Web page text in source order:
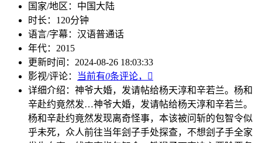
国家/地区： 中国大陆
时长： 120分钟
语言/字幕： 汉语普通话
年代： 2015
更新时间： 2024-08-26 18:03:33
影视/评论：
当前有0条评论，

详细介绍： 神爷大婚，发请帖给杨天淳和辛若兰。杨和
辛赴约竟然发…神爷大婚，发请帖给杨天淳和辛若兰。
杨和辛赴约竟然发现离奇怪事，本该被问斩的包智令似
乎未死，众人前往当年刽子手处探查，不想刽子手全家